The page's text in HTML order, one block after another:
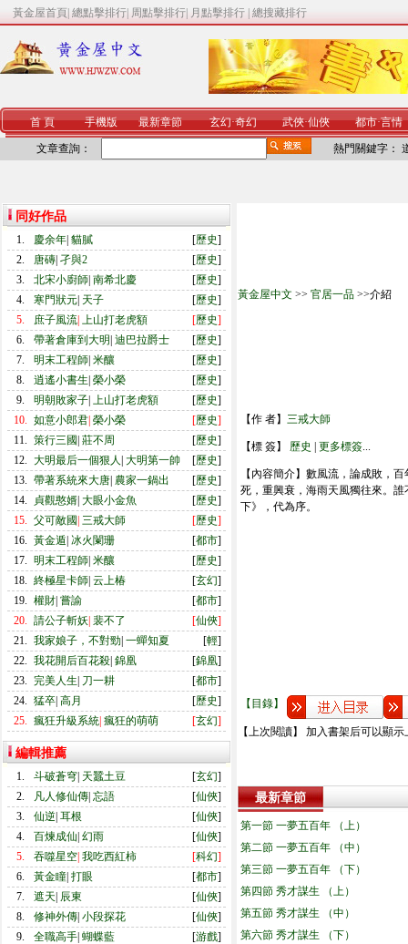
黃金屋首頁 總點擊排行 周點擊排行 月點擊排行 總搜藏排行
首 頁 手機版 最新章節 玄幻·奇幻 武俠·仙俠 都市·言情
文章查詢： 熱門關鍵字：
同好作品
1. 慶余年 貓膩 [歷史]
2.
唐磚 孑與2 [歷史]
3.
北宋小廚師 南希北慶 [歷史]
4.
寒門狀元 天子 [歷史]
5.
庶子風流 上山打老虎額 [歷史]
6.
帶著倉庫到大明 迪巴拉爵士 [歷史]
7.
明末工程師 米釀 [歷史]
8.
逍遙小書生 榮小榮 [歷史]
9.
明朝敗家子 上山打老虎額 [歷史]
10. 如意小郎君 榮小榮 [歷史]
11. 策行三國 莊不周 [歷史]
12. 大明最后一個狠人 大明第一帥 [歷史]
13. 帶著系統來大唐 農家一鍋出 [歷史]
14.
貞觀憨婿 大眼小金魚 [歷史]
15. 父可敵國 三戒大師 [歷史]
16. 黃金遁 冰火闌珊 [都市]
17. 明末工程師 米釀 [歷史]
18. 終極星卡師 云上椿 [玄幻]
19. 權財 嘗諭 [都市]
20. 請公子斬妖 裴不了 [仙俠]
21. 我家娘子，不對勁 一蟬知夏 [輕]
22. 我花開后百花殺 錦凰 [錦凰]
23. 完美人生 刀一耕 [都市]
24. 猛卒 高月 [歷史]
25. 瘋狂升級系統 瘋狂的萌萌 [玄幻]
編輯推薦
1. 斗破蒼穹 天蠶土豆 [玄幻]
2.
凡人修仙傳 忘語 [仙俠]
3.
仙逆 耳根 [仙俠]
4.
百煉成仙 幻雨 [仙俠]
5.
吞噬星空 我吃西紅柿 [科幻]
6.
黃金瞳 打眼 [都市]
7.
遮天 辰東 [仙俠]
8.
修神外傳 小段探花 [仙俠]
9.
全職高手 蝴蝶藍 [游戲]
黃金屋中文 >> 官居一品 >>介紹
【作 者】 三戒大師
【標 簽】 歷史 更多標簽...
【內容簡介】數風流，論成敗，
死，重興衰，海雨天風獨往來。
下》，代為序。
【目錄】
【上次閱讀】 加入書架后可以顯
最新章節
第一節 一夢五百年 （上）
第二節 一夢五百年 （中）
第三節 一夢五百年 （下）
第四節 秀才謀生 （上）
第五節 秀才謀生 （中）
第六節 秀才謀生 （下）